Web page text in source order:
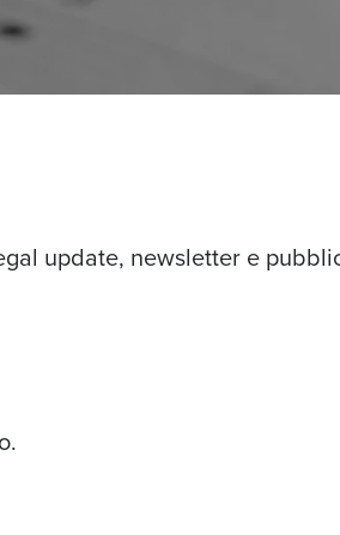
update, newsletter e